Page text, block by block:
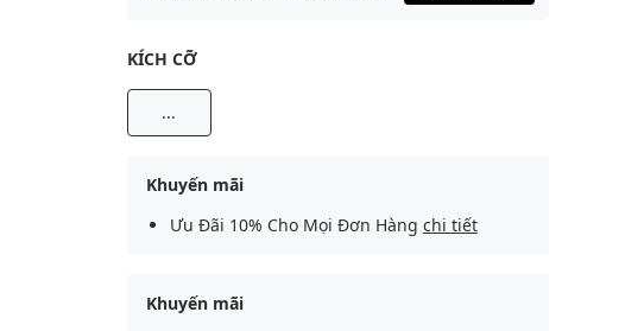
KÍCH CỠ
...
Khuyến mãi
Ưu Đãi 10% Cho Mọi Đơn Hàng chi tiết
Khuyến mãi